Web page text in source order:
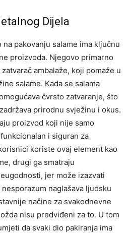
Dijela
pakovanju salame ima ključnu
proizvoda. Njegovo primarno
ambalaže, koji pomaže u
salame. Kada se salama
čvrsto zatvaranje, što
prirodnu svježinu i okus.
proizvod koji nije samo
i siguran za
koriste ovaj element kao
drugi ga smatraju
jer može izazvati
naglašava ljudsku
načine za svakodnevne
nisu predviđeni za to. U tom
da svaki dio pakiranja ima